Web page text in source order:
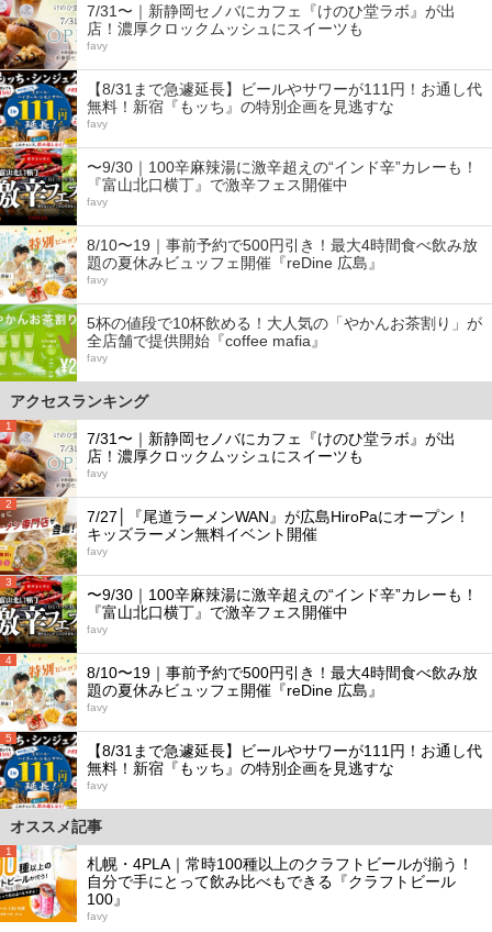
7/31〜｜新静岡セノバにカフェ『けのひ堂ラボ』が出
店！濃厚クロックムッシュにスイーツも
favy
【8/31まで急遽延長】ビールやサワーが111円！お通し代
無料！新宿『もッち』の特別企画を見逃すな
favy
〜9/30｜100辛麻辣湯に激辛超えの“インド辛”カレーも！
『富山北口横丁』で激辛フェス開催中
favy
8/10〜19｜事前予約で500円引き！最大4時間食べ飲み放
題の夏休みビュッフェ開催『reDine 広島』
favy
5杯の値段で10杯飲める！大人気の「やかんお茶割り」が
全店舗で提供開始『coffee mafia』
favy
アクセスランキング
1
7/31〜｜新静岡セノバにカフェ『けのひ堂ラボ』が出
店！濃厚クロックムッシュにスイーツも
favy
2
7/27│『尾道ラーメンWAN』が広島HiroPaにオープン！
キッズラーメン無料イベント開催
favy
3
〜9/30｜100辛麻辣湯に激辛超えの“インド辛”カレーも！
『富山北口横丁』で激辛フェス開催中
favy
4
8/10〜19｜事前予約で500円引き！最大4時間食べ飲み放
題の夏休みビュッフェ開催『reDine 広島』
favy
5
【8/31まで急遽延長】ビールやサワーが111円！お通し代
無料！新宿『もッち』の特別企画を見逃すな
favy
オススメ記事
1
札幌・4PLA｜常時100種以上のクラフトビールが揃う！
自分で手にとって飲み比べもできる『クラフトビール
100』
favy